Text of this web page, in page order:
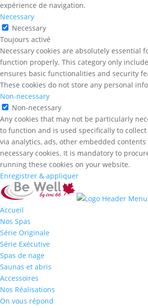
expérience de navigation.
Necessary
Necessary
Toujours activé
Necessary cookies are absolutely essential
function properly. This category only
ensures basic functionalities and security
These cookies do not store any personal
Non-necessary
Non-necessary
Any cookies that may not be particularly
to function and is used specifically to
via analytics, ads, other embedded
necessary cookies. It is mandatory to
running these cookies on your website.
Enregistrer & appliquer
Accueil
Nos Spas
Série Originale
Série Exécutive
Spas de nage
Saunas et abris
Accessoires
Nos Réalisations
On vous répond